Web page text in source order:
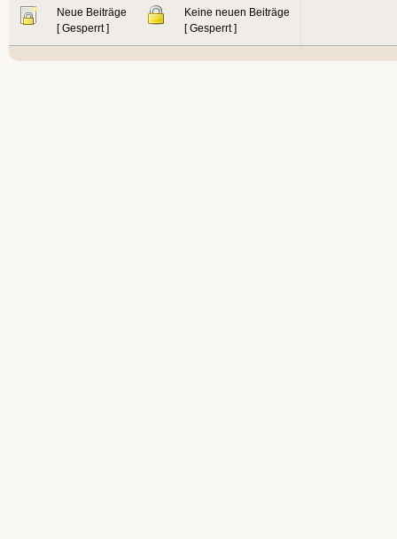
Neue Beiträge
[ Gesperrt ]
Keine neuen Beiträge
[ Gesperrt ]